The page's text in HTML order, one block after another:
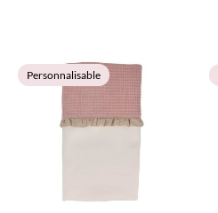
VOIR LE PRODUIT
Personnalisable